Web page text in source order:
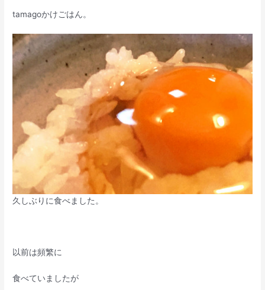
tamagoかけごはん。
久しぶりに食べました。
以前は頻繁に
食べていましたが